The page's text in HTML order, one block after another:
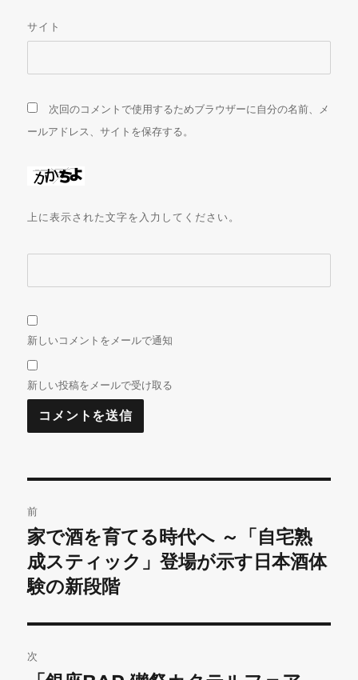
サイト
次回のコメントで使用するためブラウザーに自分の名前、メ
ールアドレス、サイトを保存する。
上に表示された文字を入力してください。
新しいコメントをメールで通知
新しい投稿をメールで受け取る
稿
ナ
ビ
ゲ
ー
前
前
の
投
家で酒を育てる時代へ ～「自宅熟
成スティック」登場が示す日本酒体
験の新段階
次